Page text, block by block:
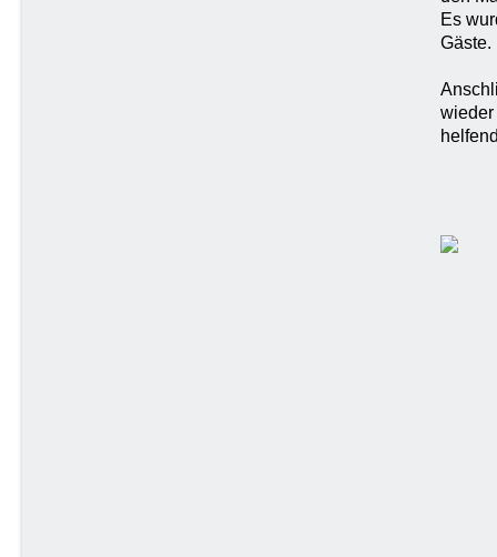
Es
Gäste.